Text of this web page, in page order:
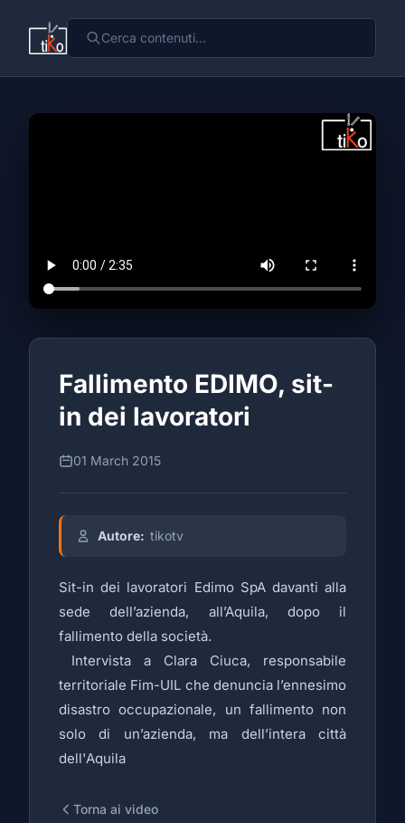
Fallimento EDIMO, sit-
in dei lavoratori
01 March 2015
Autore: tikotv
Sit-in dei lavoratori Edimo SpA davanti alla
sede dell’azienda, all’Aquila, dopo il
fallimento della società.
Intervista a Clara Ciuca, responsabile
territoriale Fim-UIL che denuncia l’ennesimo
disastro occupazionale, un fallimento non
solo di un’azienda, ma dell’intera città
dell'Aquila
Torna ai video